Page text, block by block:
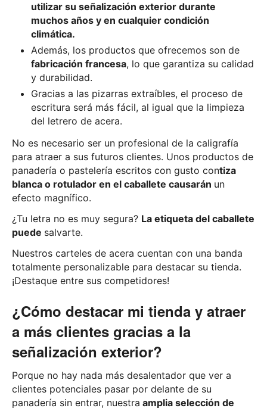
utilizar su señalización exterior durante
muchos años y en cualquier condición
climática.
Además, los productos que ofrecemos son de
fabricación francesa, lo que garantiza su calidad
y durabilidad.
Gracias a las pizarras extraíbles, el proceso de
escritura será más fácil, al igual que la limpieza
del letrero de acera.
No es necesario ser un profesional de la caligrafía
para atraer a sus futuros clientes. Unos productos de
panadería o pastelería escritos con gusto contiza
blanca o rotulador en el caballete causarán un
efecto magnífico.
¿Tu letra no es muy segura? La etiqueta del caballete
puede salvarte.
Nuestros carteles de acera cuentan con una banda
totalmente personalizable para destacar su tienda.
¡Destaque entre sus competidores!
¿Cómo destacar mi tienda y atraer
a más clientes gracias a la
señalización exterior?
Porque no hay nada más desalentador que ver a
clientes potenciales pasar por delante de su
panadería sin entrar, nuestra amplia selección de